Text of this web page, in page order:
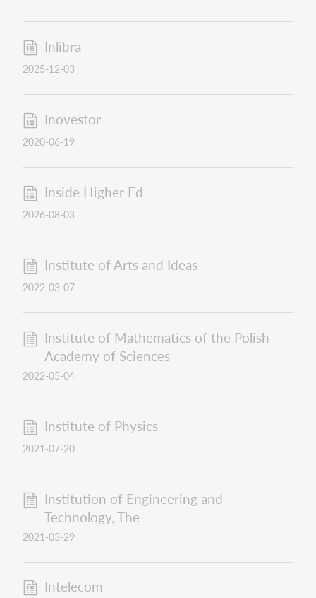
Inlibra
2025-12-03
Inovestor
2020-06-19
Inside Higher Ed
2026-08-03
Institute of Arts and Ideas
2022-03-07
Institute of Mathematics of the Polish
Academy of Sciences
2022-05-04
Institute of Physics
2021-07-20
Institution of Engineering and
Technology, The
2021-03-29
Intelecom